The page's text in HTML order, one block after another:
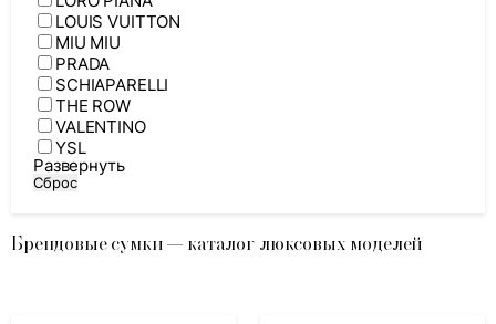
LOUIS VUITTON
MIU MIU
PRADA
SCHIAPARELLI
THE ROW
VALENTINO
YSL
Развернуть
Сброс
Брендовые сумки — каталог люксовых моделей